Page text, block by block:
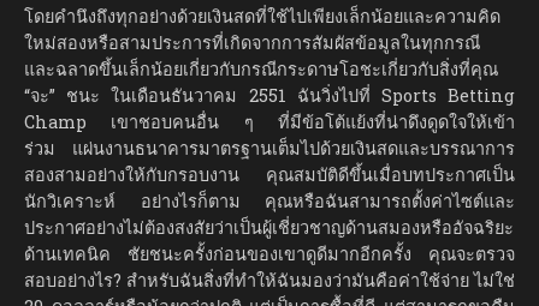
โดยคำนึงถึงทุกอย่างด้วยเงินสดที่ใช้ไปเพียงเล็กน้อยและความคิด
ใหม่สองหรือสามประการที่เกิดจากการสัมผัสข้อมูลในทุกกรณี
และฉลาดขึ้นเล็กน้อยเกี่ยวกับกรณีกระดาษโอชะเกี่ยวกับสิ่งที่คุณ
“จะ” ชนะ ในเดือนธันวาคม 2551 ฉันวิ่งไปที่ Sports Betting
Champ เขาชอบคนอื่น ๆ ที่มีข้อโต้แย้งที่น่าดึงดูดใจให้เข้า
ร่วม แผ่นงานธนาคารมาตรฐานเต็มไปด้วยเงินสดและบรรณาการ
สองสามอย่างให้กับกรอบงาน คุณสมบัติดีขึ้นเมื่อบทประกาศเป็น
นักวิเคราะห์ อย่างไรก็ตาม คุณหรือฉันสามารถตั้งค่าไซต์และ
ประกาศอย่างไม่ต้องสงสัยว่าเป็นผู้เชี่ยวชาญด้านสมองหรืออัจฉริยะ
ด้านเทคนิค ชัยชนะครั้งก่อนของเขาดูดีมากอีกครั้ง คุณจะตรวจ
สอบอย่างไร? สำหรับฉันสิ่งที่ทำให้ฉันมองว่ามันคือค่าใช้จ่าย ไม่ใช่